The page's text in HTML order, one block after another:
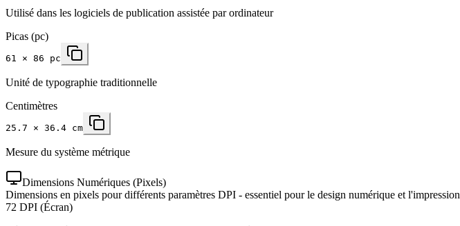
Utilisé dans les logiciels de publication assistée par ordinateur
Picas (pc)
61 × 86 pc
Unité de typographie traditionnelle
Centimètres
25.7 × 36.4 cm
Mesure du système métrique
Dimensions Numériques (Pixels)
Dimensions en pixels pour différents paramètres DPI - essentiel pour le design numérique et l'impression
72 DPI (Écran)